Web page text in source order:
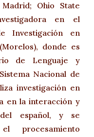
Ohio State
en el
Investigación en
donde es
de Lenguaje y
Nacional de
investigación en
en la interacción y
del español, y se
procesamiento